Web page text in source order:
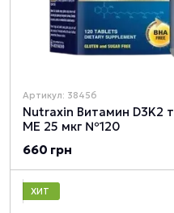
Артикул: 38456
Nutraxin Витамин D3K2
МЕ 25 мкг №120
660 грн
ХИТ